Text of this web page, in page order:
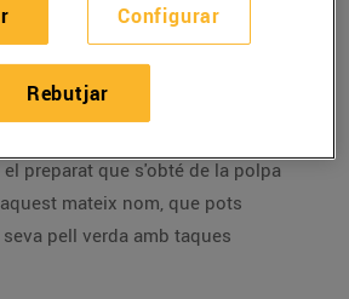
que pots fer a casa, i que
molts plats, no només de
és la confitura feta a partir de
preparat que s'obté de la polpa
mateix nom, que pots
pell verda amb taques
Configurar
Rebutjar